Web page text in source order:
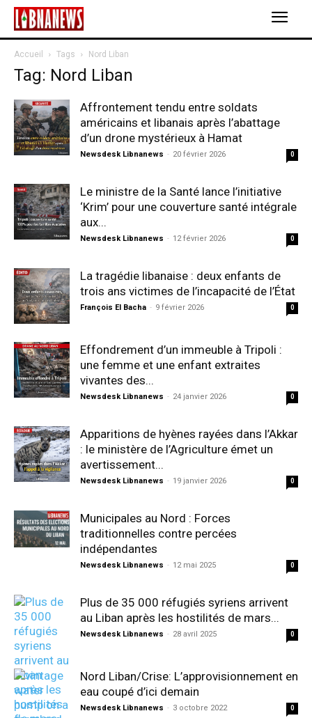
Accueil Tags Nord Liban
Tag: Nord Liban
Affrontement tendu entre soldats
américains et libanais après l’abattage
d’un drone mystérieux à Hamat
Newsdesk Libnanews - 20 février 2026 0
Le ministre de la Santé lance l’initiative
‘Krim’ pour une couverture santé intégrale
aux...
Newsdesk Libnanews - 12 février 2026 0
La tragédie libanaise : deux enfants de
trois ans victimes de l’incapacité de l’État
François El Bacha - 9 février 2026 0
Effondrement d’un immeuble à Tripoli :
une femme et une enfant extraites
vivantes des...
Newsdesk Libnanews - 24 janvier 2026 0
Apparitions de hyènes rayées dans l’Akkar
: le ministère de l’Agriculture émet un
avertissement...
Newsdesk Libnanews - 19 janvier 2026 0
Municipales au Nord : Forces
traditionnelles contre percées
indépendantes
Newsdesk Libnanews - 12 mai 2025 0
Plus de 35 000 réfugiés syriens arrivent
au Liban après les hostilités de mars...
Newsdesk Libnanews - 28 avril 2025 0
Nord Liban/Crise: L’approvisionnement en
eau coupé d’ici demain
Newsdesk Libnanews - 3 octobre 2022 0